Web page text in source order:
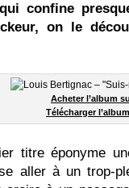
confine
on le
Acheter l’album
Télécharger
titre éponyme
aller à un trop-